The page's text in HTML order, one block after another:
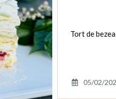
Tort de
05/02/